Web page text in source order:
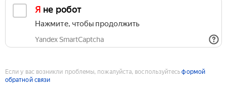
Я не робот
Нажмите, чтобы продолжить
Yandex SmartCaptcha
Если у вас возникли проблемы, пожалуйста, воспользуйтесьформой
обратной связи